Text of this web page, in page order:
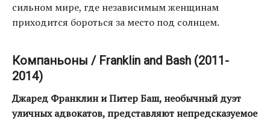
сильном мире, где независимым женщинам
приходится бороться за место под солнцем.
Компаньоны / Franklin and Bash (2011-
2014)
Джаред Франклин и Питер Баш, необычный дуэт
уличных адвокатов, представляют непредсказуемое